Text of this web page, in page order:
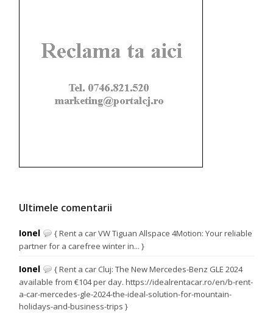
Ultimele comentarii
Ionel
{ Rent a car VW Tiguan Allspace 4Motion: Your reliable
partner for a carefree winter in... }
Ionel
{ Rent a car Cluj: The New Mercedes-Benz GLE 2024
available from €104 per day. https://idealrentacar.ro/en/b-rent-
a-car-mercedes-gle-2024-the-ideal-solution-for-mountain-
holidays-and-business-trips }